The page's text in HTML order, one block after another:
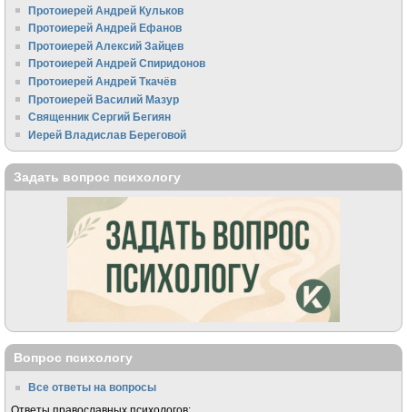
Протоиерей Андрей Кульков
Протоиерей Андрей Ефанов
Протоиерей Алексий Зайцев
Протоиерей Андрей Спиридонов
Протоиерей Андрей Ткачёв
Протоиерей Василий Мазур
Священник Сергий Бегиян
Иерей Владислав Береговой
Задать вопрос психологу
Вопрос психологу
Все ответы на вопросы